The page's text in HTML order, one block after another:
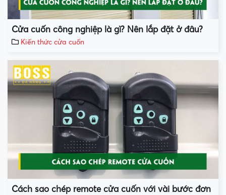
Cửa cuốn công nghiệp là gì? Nên lắp đặt ở đâu?
Kiến thức cửa cuốn
Cách sao chép remote cửa cuốn với vài bước đơn